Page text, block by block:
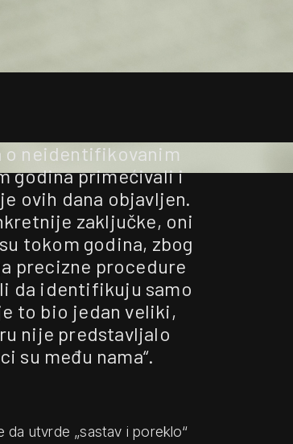
o neidentifikovanim
godina primećivali i
ovih dana objavljen.
zaključke, oni
tokom godina, zbog
precizne procedure
da identifikuju samo
to bio jedan veliki,
nije predstavljalo
su među nama“.
da utvrde „sastav i poreklo“